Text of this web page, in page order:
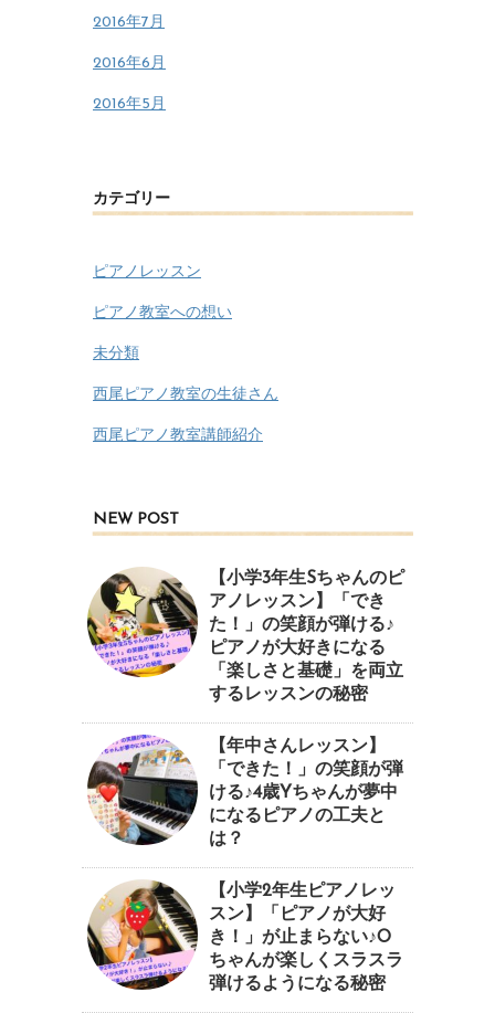
2016年7月
2016年6月
2016年5月
カテゴリー
ピアノレッスン
ピアノ教室への想い
未分類
西尾ピアノ教室の生徒さん
西尾ピアノ教室講師紹介
NEW POST
【小学3年生Sちゃんのピ
アノレッスン】「でき
た！」の笑顔が弾ける♪
ピアノが大好きになる
「楽しさと基礎」を両立
するレッスンの秘密
【年中さんレッスン】
「できた！」の笑顔が弾
ける♪4歳Yちゃんが夢中
になるピアノの工夫と
は？
【小学2年生ピアノレッ
スン】「ピアノが大好
き！」が止まらない♪O
ちゃんが楽しくスラスラ
弾けるようになる秘密